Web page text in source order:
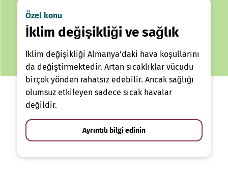
Özel konu
İklim değişikliği ve sağlık
İklim değişikliği Almanya'daki hava koşullarını
da değiştirmektedir. Artan sıcaklıklar vücudu
birçok yönden rahatsız edebilir. Ancak sağlığı
olumsuz etkileyen sadece sıcak havalar
değildir.
Ayrıntılı bilgi edinin